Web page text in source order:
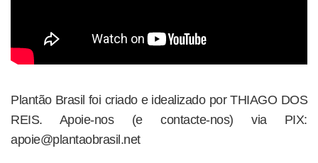
Plantão Brasil foi criado e idealizado por THIAGO DOS
REIS. Apoie-nos (e contacte-nos) via PIX:
apoie@plantaobrasil.net